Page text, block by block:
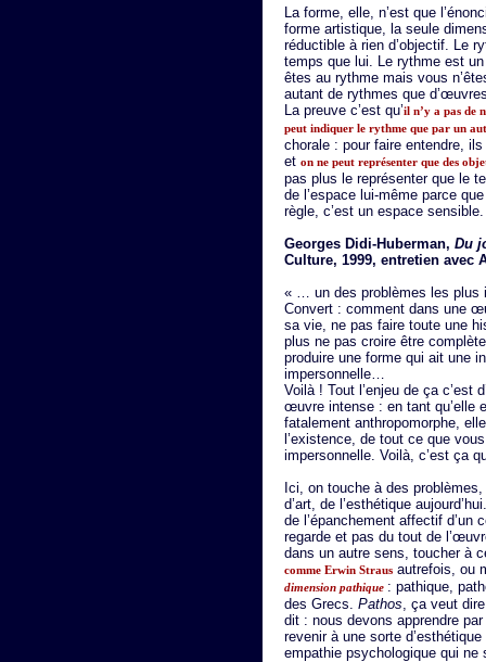
La forme, elle, n’est que
forme artistique, la seule
réductible à rien d’objectif. Le
temps que lui. Le rythme est
êtes au rythme mais vous
autant de rythmes que
La preuve c’est qu’il n’y a pas de
peut indiquer le rythme que par un
chorale : pour faire entendre,
et on ne peut représenter que des
pas plus le représenter que le
de l’espace lui-même parce
règle, c’est un espace
Georges Didi-Huberman, Du
Culture, 1999, entretien avec
« … un des problèmes les plus
Convert : comment dans une
sa vie, ne pas faire toute une
plus ne pas croire être
produire une forme qui ait une
impersonnelle…
Voilà ! Tout l’enjeu de ça c’est
œuvre intense : en tant qu’elle
fatalement anthropomorphe,
l’existence, de tout ce que
impersonnelle. Voilà, c’est ça
Ici, on touche à des
d’art, de l’esthétique
de l’épanchement affectif d’un
regarde et pas du tout de
dans un autre sens, toucher à
comme Erwin Straus autrefois, ou
dimension pathique : pathique,
des Grecs. Pathos, ça veut
dit : nous devons apprendre
revenir à une sorte
empathie psychologique qui